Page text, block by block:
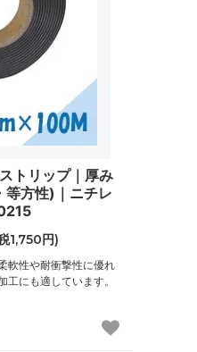
トリップ｜厚み
方性)｜ニチレ
1,750円)
軟性や耐衝撃性に優れ
にも適しています。